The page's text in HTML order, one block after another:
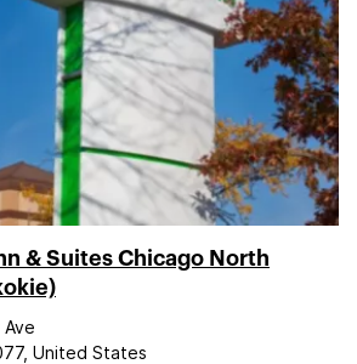
& Suites Chicago North
United States